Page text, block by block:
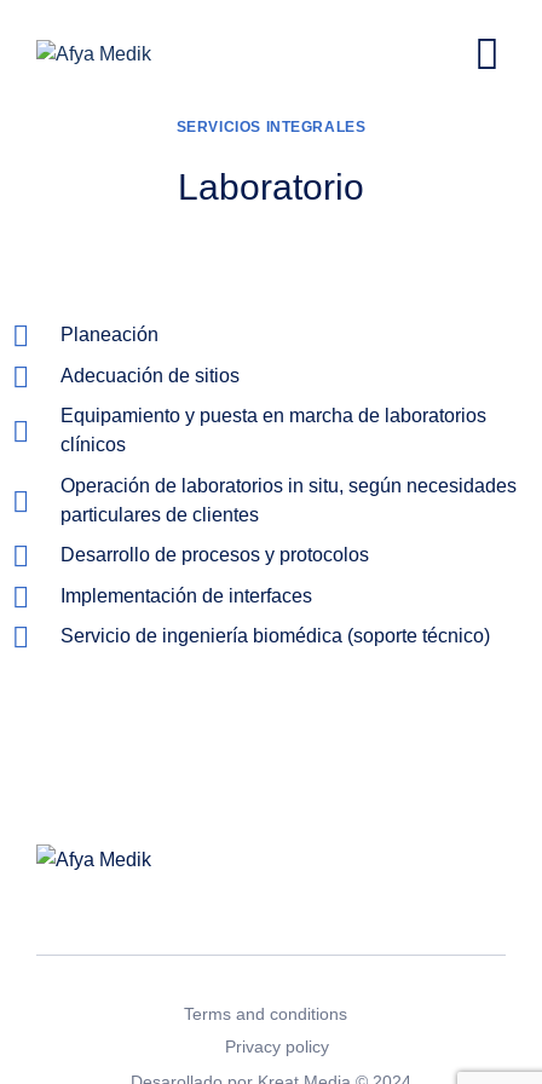
SERVICIOS INTEGRALES
Laboratorio
Planeación
Adecuación de sitios
Equipamiento y puesta en marcha de laboratorios
clínicos
Operación de laboratorios in situ, según necesidades
particulares de clientes
Desarrollo de procesos y protocolos
Implementación de interfaces
Servicio de ingeniería biomédica (soporte técnico)
Terms and conditions
Privacy policy